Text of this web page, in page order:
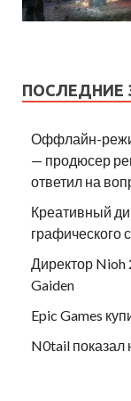
ПОСЛЕДНИЕ
Оффлайн-
— продюсер
ответил на
Креативный
графического
Директор Nioh
Gaiden
Epic Games
N0tail